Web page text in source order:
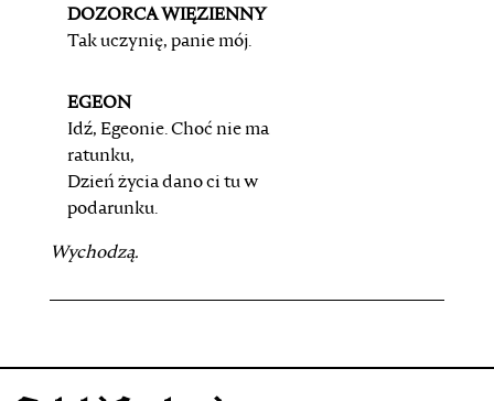
DOZORCA WIĘZIENNY
Tak uczynię, panie mój.
EGEON
Idź, Egeonie. Choć nie ma
ratunku,
Dzień życia dano ci tu w
podarunku.
Wychodzą.